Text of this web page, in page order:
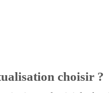
choisir ?